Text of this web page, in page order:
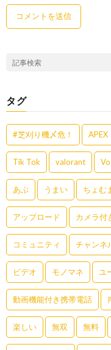
タグ
#芝刈り機〆危！ APEX
Tik Tok valorant
あぶ うまい ちょむ
アップロード カメラ付
コミュニティ チャンネ
ビデオ モノマネ ユ
動画機能付き携帯電話
楽しい 無双 無料